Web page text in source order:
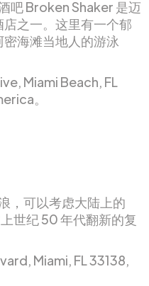
吧 Broken Shaker 是迈
之一。这里有一个郁
海滩当地人的游泳
Miami Beach, FL
。
，可以考虑大陆上的
世纪 50 年代翻新的复
Miami, FL 33138,